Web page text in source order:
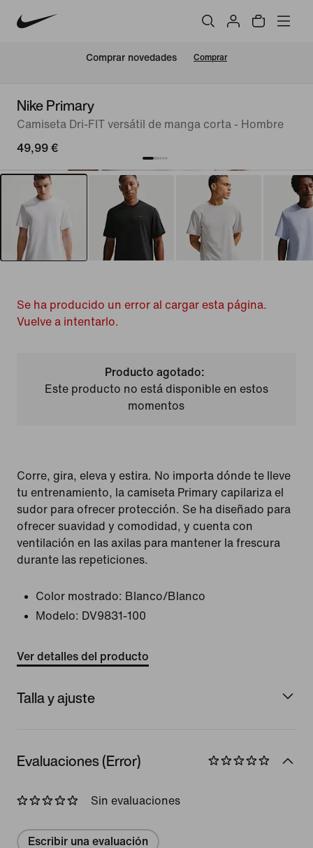
Comprar novedades Comprar
Nike Primary
Camiseta Dri-FIT versátil de manga corta - Hombre
49,99 €
Se ha producido un error al cargar esta página.
Vuelve a intentarlo.
Producto agotado:
Este producto no está disponible en estos
momentos
Corre, gira, eleva y estira. No importa dónde te lleve
tu entrenamiento, la camiseta Primary capilariza el
sudor para ofrecer protección. Se ha diseñado para
ofrecer suavidad y comodidad, y cuenta con
ventilación en las axilas para mantener la frescura
durante las repeticiones.
Color mostrado: Blanco/Blanco
Modelo: DV9831-100
Ver detalles del producto
Talla y ajuste
Evaluaciones (Error)
Sin evaluaciones
Escribir una evaluación